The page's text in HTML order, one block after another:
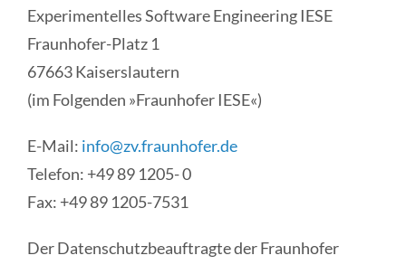
Experimentelles Software Engineering IESE
Fraunhofer-Platz 1
67663 Kaiserslautern
(im Folgenden »Fraunhofer IESE«)
E-Mail: info@zv.fraunhofer.de
Telefon: +49 89 1205- 0
Fax: +49 89 1205-7531
Der Datenschutzbeauftragte der Fraunhofer